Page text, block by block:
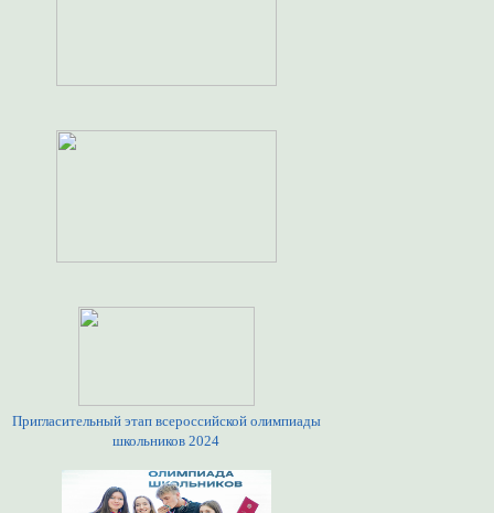
Пригласительный этап всероссийской олимпиады
школьников 2024